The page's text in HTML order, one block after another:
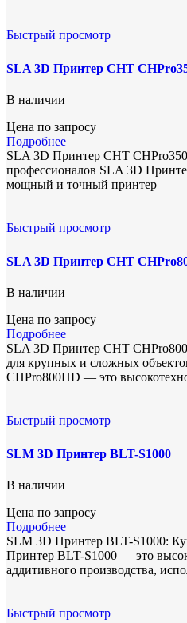
Быстрый просмотр
SLA 3D Принтер CHT
В наличии
Цена по запросу
Подробнее
SLA 3D Принтер CHT
профессионалов SLA 3D
мощный и точный принтер
Быстрый просмотр
SLA 3D Принтер CHT
В наличии
Цена по запросу
Подробнее
SLA 3D Принтер CHT
для крупных и сложных
CHPro800HD — это
Быстрый просмотр
SLM 3D Принтер BLT-S1000
В наличии
Цена по запросу
Подробнее
SLM 3D Принтер BLT-S1000:
Принтер BLT-S1000 — это
аддитивного производства,
Быстрый просмотр